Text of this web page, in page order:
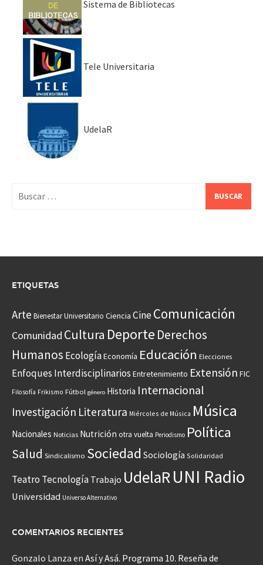
Sistema de Bibliotecas
Tele Universitaria
UdelaR
ETIQUETAS
Arte Bienestar Universitario Ciencia CineComunicación
Comunidad Cultura Deporte Derechos
Humanos EcologíaEconomía Educación Elecciones
Enfoques Interdisciplinarios Entretenimiento Extensión FIC
Filosofía Frikismo Fútbol género Historia Internacional
Investigación Literatura Miércoles de Música Música
Nacionales Noticias Nutrición otra vuelta Periodismo Política
Salud Sindicalismo Sociedad Sociología Solidaridad
Teatro Tecnología Trabajo UdelaR UNI Radio
Universidad Universo Alternativo
COMENTARIOS RECIENTES
Gonzalo Lanza en Así y Asá. Programa 10. Reseña de